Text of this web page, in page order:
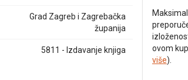
Grad Zagreb i Zagrebačka
županija
5811 - Izdavanje knjiga
ovom
više).